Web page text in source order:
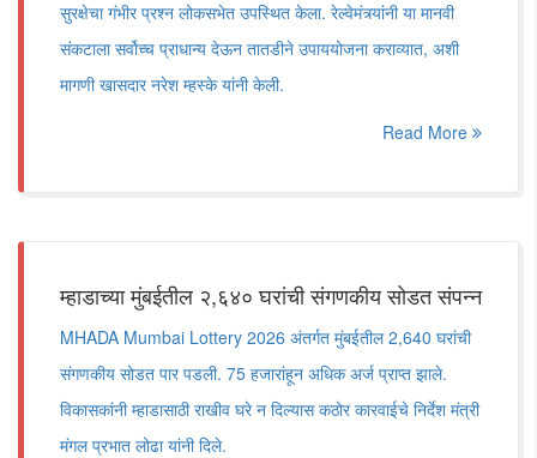
सुरक्षेचा गंभीर प्रश्न लोकसभेत उपस्थित केला. रेल्वेमंत्र्यांनी या मानवी
संकटाला सर्वोच्च प्राधान्य देऊन तातडीने उपाययोजना कराव्यात, अशी
मागणी खासदार नरेश म्हस्के यांनी केली.
Read More
म्हाडाच्या मुंबईतील २,६४० घरांची संगणकीय सोडत संपन्न
MHADA Mumbai Lottery 2026 अंतर्गत मुंबईतील 2,640 घरांची
संगणकीय सोडत पार पडली. 75 हजारांहून अधिक अर्ज प्राप्त झाले.
विकासकांनी म्हाडासाठी राखीव घरे न दिल्यास कठोर कारवाईचे निर्देश मंत्री
मंगल प्रभात लोढा यांनी दिले.